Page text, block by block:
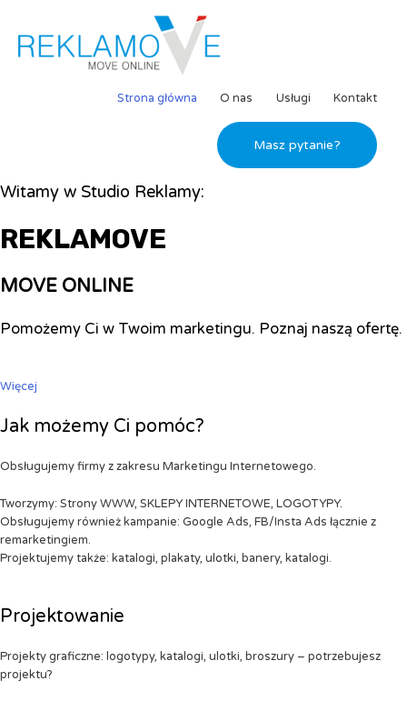
Strona główna O nas Usługi Kontakt
Masz pytanie?
Witamy w Studio Reklamy:
REKLAMOVE
MOVE ONLINE
Pomożemy Ci w Twoim marketingu. Poznaj naszą ofertę.
Więcej
Jak możemy Ci pomóc?
Obsługujemy firmy z zakresu Marketingu Internetowego.
Tworzymy: Strony WWW, SKLEPY INTERNETOWE, LOGOTYPY.
Obsługujemy również kampanie: Google Ads, FB/Insta Ads łącznie z
remarketingiem.
Projektujemy także: katalogi, plakaty, ulotki, banery, katalogi.
Projektowanie
Projekty graficzne: logotypy, katalogi, ulotki, broszury – potrzebujesz
projektu?